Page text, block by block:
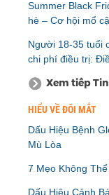
Summer Black
hè – Cơ hội mổ
Người 18-35 tuổi
chi phí điều trị:
Xem tiếp
HIỂU VỀ ĐÔI MẮT
Dấu Hiệu Bệnh
Mù Lòa
7 Mẹo Không
Dấu Hiệu Cảnh